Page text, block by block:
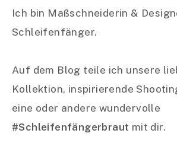
Ich bin Maßschneiderin &
Schleifenfänger.
Auf dem Blog teile ich unsere
Kollektion, inspirierende
eine oder andere wundervolle
#Schleifenfängerbraut mit dir.